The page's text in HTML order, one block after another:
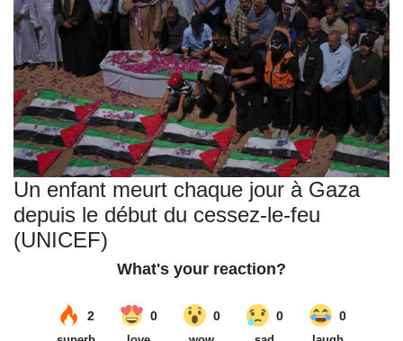
Un enfant meurt chaque jour à Gaza
depuis le début du cessez-le-feu
(UNICEF)